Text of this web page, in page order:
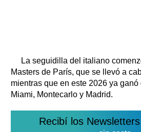
La seguidilla del italiano
Masters de París, que se llevó a
mientras que en este 2026 ya
Miami, Montecarlo y Madrid.
Recibí los